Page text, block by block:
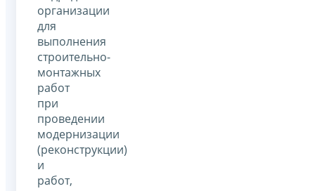
организации
для
выполнения
строительно-
монтажных
работ
при
проведении
модернизации
(реконструкции)
и
работ,